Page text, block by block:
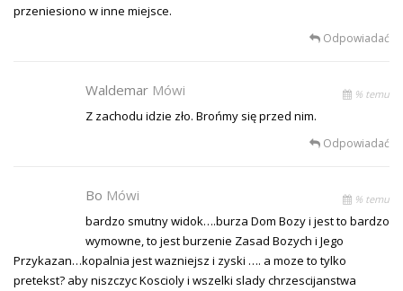
przeniesiono w inne miejsce.
Odpowiadać
Waldemar Mówi % temu
Z zachodu idzie zło. Brońmy się przed nim.
Odpowiadać
Bo Mówi % temu
bardzo smutny widok….burza Dom Bozy i jest to bardzo
wymowne, to jest burzenie Zasad Bozych i Jego
Przykazan…kopalnia jest wazniejsz i zyski …. a moze to tylko
pretekst? aby niszczyc Koscioly i wszelki slady chrzescijanstwa